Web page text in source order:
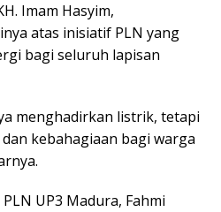
Imam Hasyim,
atas inisiatif PLN yang
bagi seluruh lapisan
menghadirkan listrik, tetapi
kebahagiaan bagi warga
UP3 Madura, Fahmi